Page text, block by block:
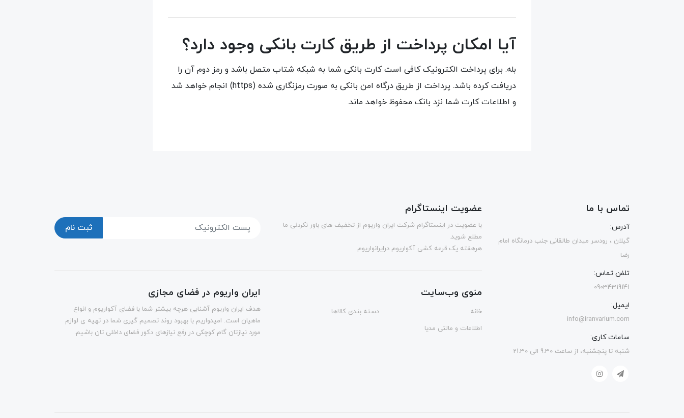
آیا امکان پرداخت از طریق کارت بانکی وجود دارد؟
بله. برای پرداخت الکترونیک کافی است کارت بانکی شما به شبکه شتاب متصل باشد و رمز دوم آن را
دریافت کرده باشد. پرداخت از طریق درگاه امن بانکی به صورت رمزنگاری شده (https) انجام خواهد شد
و اطلاعات کارت شما نزد بانک محفوظ خواهد ماند.
تماس با ما
آدرس:
گیلان ، رودسر میدان طالقانی جنب درمانگاه امام
رضا
تلفن تماس:
09034319141
ایمیل:
info@iranvarium.com
ساعات کاری:
شنبه تا پنجشنبه، از ساعت 9.30 الی 21.30
عضویت اینستاگرام
با عضویت در اینستاگرام شرکت ایران واریوم از تخفیف های باور نکردنی ما
مطلع شوید.
هرهفته یک قرعه کشی آکواریوم درایرانواریوم
ثبت نام
منوی وب‌سایت
خانه
دسته بندی کالاها
اطلاعات و مالتی مدیا
ایران واریوم در فضای مجازی
هدف ایران واریوم آشنایی هرچه بیشتر شما با فضای آکواریوم و انواع
ماهیان است. امیدواریم با بهبود روند تصمیم گیری شما در تهیه ی لوازم
مورد نیازتان گام کوچکی در رفع نیازهای دکور فضای داخلی تان باشیم.